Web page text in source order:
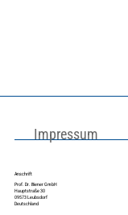
Impressum
Anschrift
Prof. Dr. Biener GmbH
Hauptstraße 30
09573 Leubsdorf
Deutschland